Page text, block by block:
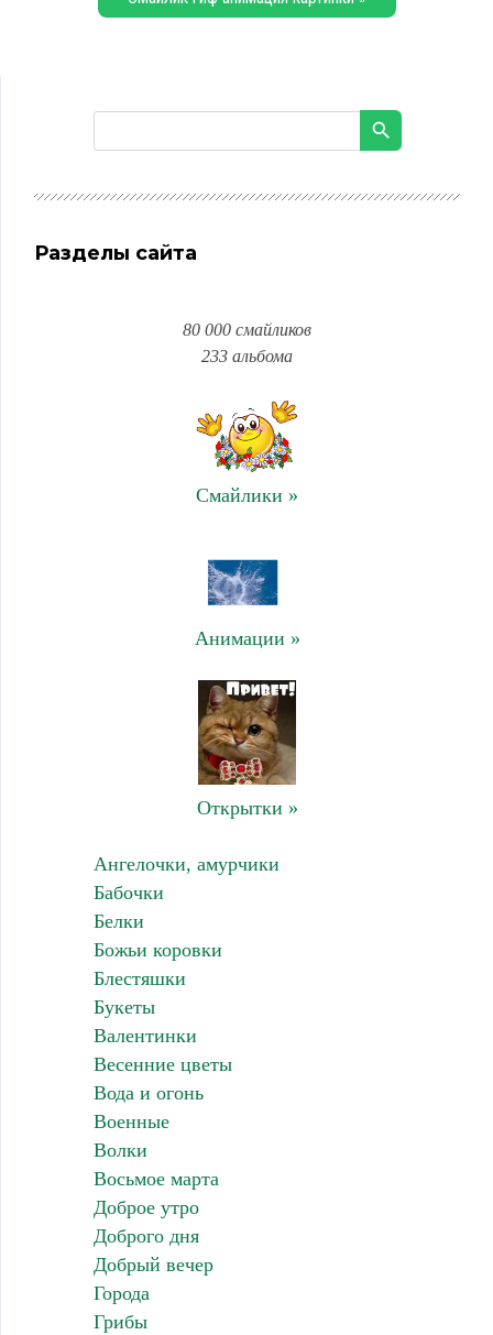
Разделы сайта
80 000 смайликов
233 альбома
Смайлики »
Анимации »
Открытки »
Ангелочки, амурчики
Бабочки
Белки
Божьи коровки
Блестяшки
Букеты
Валентинки
Весенние цветы
Вода и огонь
Военные
Волки
Восьмое марта
Доброе утро
Доброго дня
Добрый вечер
Города
Грибы